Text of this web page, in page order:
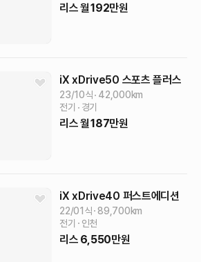
리스월192만원
iX xDrive50 스포츠 플러스
23/10식 42,000km
전기
경기
리스월187만원
iX xDrive40 퍼스트에디션
22/01식 89,700km
전기
인천
리스 6,550만원